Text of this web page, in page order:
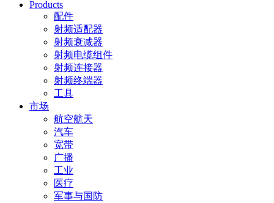
Products
配件
射频适配器
射频衰减器
射频电缆组件
射频连接器
射频终端器
工具
市场
航空航天
汽车
宽带
广播
工业
医疗
军事与国防